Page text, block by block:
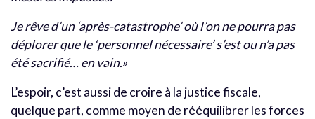
Je rêve d’un ‘après-catastrophe’ où l’on ne pourra pas
déplorer que le ‘personnel nécessaire’ s’est ou n’a pas
été sacrifié… en vain.»
L’espoir, c’est aussi de croire à la justice fiscale,
quelque part, comme moyen de rééquilibrer les forces